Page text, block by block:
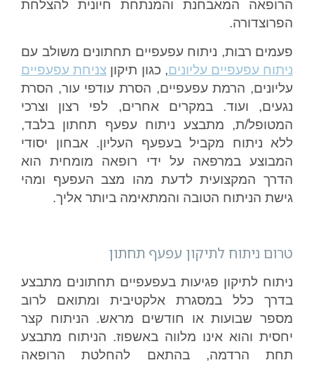
הרופאה המאבחנת והמנתחת חיונית להצלחת
הפרוצדורה.
פעמים רבות, ניתוח עפעפיים תחתונים משולב עם
ניתוח עפעפיים עליונים, כגון תיקון צניחת עפעפיים
עליונים, הרמת עפעפיים, הסרת עודפי עור, הסרת
נגעים, ועוד. במקרים אחרים, לפי רצון וצרכי
המטופל/ת, מתבצע ניתוח עפעף תחתון בלבד,
ללא ניתוח מקביל בעפעף העליון. אבחון יסודי
המבוצע במרפאה על ידי רופאה מומחית הוא
הדרך המקצועית לדעת מהו מצב העפעף ומהי
גישת הניתוח הטובה והמתאימה ביותר אליך.
טרום ניתוח לתיקון עפעף תחתון
ניתוח לתיקון פגיעות בעפעפיים תחתונים מתבצע
בדרך כלל במסגרת אלקטיבית ומתואם לרוב
מספר שבועות או חודשים מראש. הניתוח קצר
יחסית והוא אינו מלווה באשפוז. הניתוח מתבצע
תחת הרדמה, בהתאם להחלטת הרופאה